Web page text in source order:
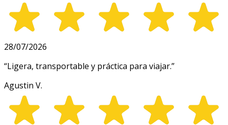
28/07/2026
“Ligera, transportable y práctica para viajar.”
Agustin V.